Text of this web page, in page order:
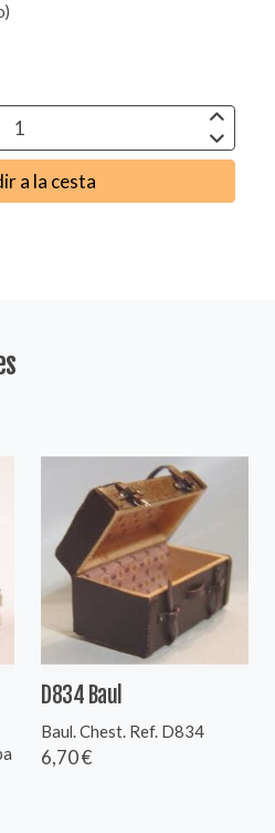
a la cesta
D834 Baul
Baul. Chest. Ref. D834
6,70 €